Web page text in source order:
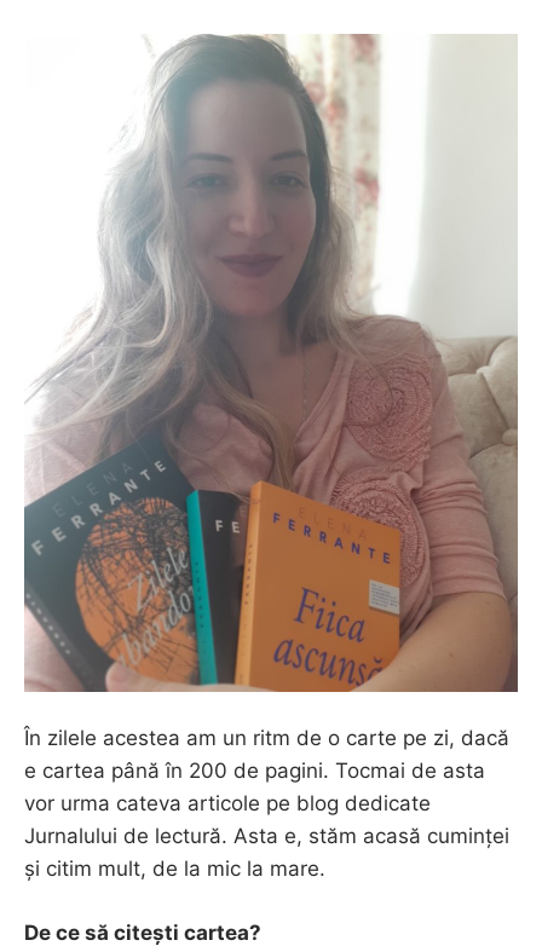
În zilele acestea am un ritm de o carte pe zi, dacă
e cartea până în 200 de pagini. Tocmai de asta
vor urma cateva articole pe blog dedicate
Jurnalului de lectură. Asta e, stăm acasă cuminței
și citim mult, de la mic la mare.
De ce să citești cartea?